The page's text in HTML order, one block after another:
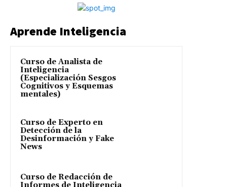
Aprende Inteligencia
Curso de Analista de
Inteligencia
(Especialización Sesgos
Cognitivos y Esquemas
mentales)
Curso de Experto en
Detección de la
Desinformación y Fake
News
Curso de Redacción de